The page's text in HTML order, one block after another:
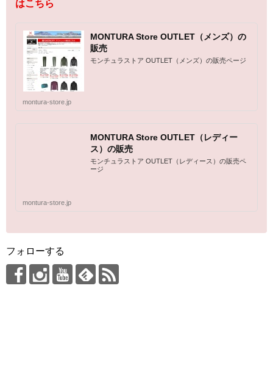
はこちら
MONTURA Store OUTLET（メンズ）の
販売
モンチュラストア OUTLET（メンズ）の販売ページ
montura-store.jp
MONTURA Store OUTLET（レディー
ス）の販売
モンチュラストア OUTLET（レディース）の販売ペ
ージ
montura-store.jp
フォローする